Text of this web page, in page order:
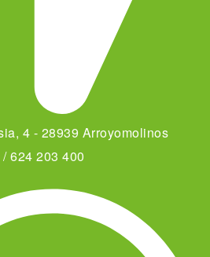
4 - 28939 Arroyomolinos
624 203 400